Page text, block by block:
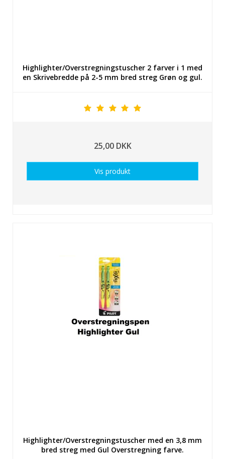
Highlighter/Overstregningstuscher 2 farver i 1 med
en Skrivebredde på 2-5 mm bred streg Grøn og gul.
25,00 DKK
Vis produkt
Highlighter/Overstregningstuscher med en 3,8 mm
bred streg med Gul Overstregning farve.